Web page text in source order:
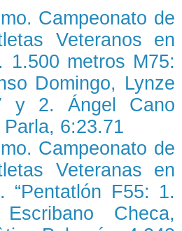
Campeonato de
Veteranos en
1.500 metros M75:
Domingo, Lynze
y 2. Ángel Cano
6:23.71
Campeonato de
Veteranas en
“Pentatlón F55: 1.
Checa,